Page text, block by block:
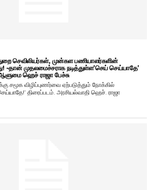
செவிலியர்கள், முன்கள பணியாளர்களின்
-தான் முதலமைச்சராக நடித்துள்ள’செய் செய்யாதே’
ஹெச் ராஜா பேச்சு
சமூக விழிப்புணர்வை ஏற்படுத்தும் நோக்கில்
திரைப்படம். அரசியல்வாதி ஹெச். ராஜா